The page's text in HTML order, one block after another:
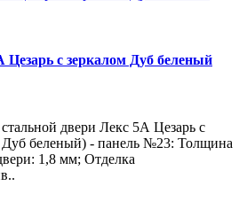
Цезарь с зеркалом Дуб беленый
двери Лекс 5А Цезарь с
Дуб беленый) - панель №23: Толщина
1,8 мм; Отделка